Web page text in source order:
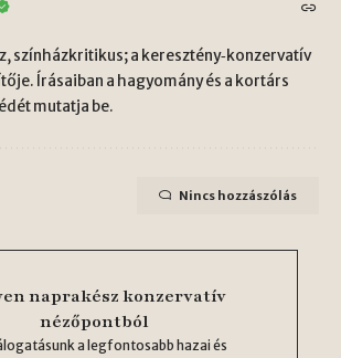
színházkritikus; a keresztény‑konzervatív
Írásaiban a hagyomány és a kortárs
mutatja be.
Nincs hozzászólás
naprakész konzervatív
nézőpontból
a legfontosabb hazai és